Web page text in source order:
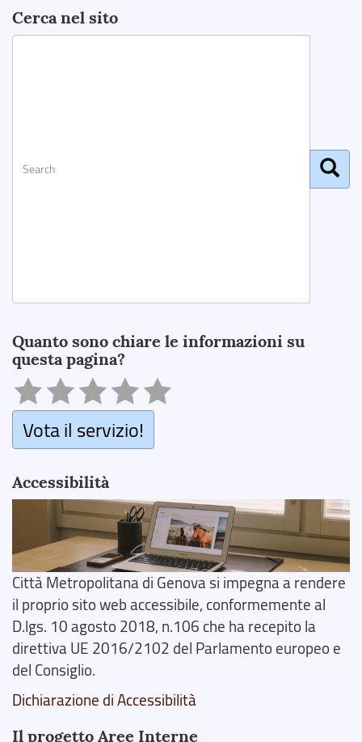
Cerca nel sito
Quanto sono chiare le informazioni su
questa pagina?
Vota il servizio!
Accessibilità
Città Metropolitana di Genova si impegna a rendere
il proprio sito web accessibile, conformemente al
D.lgs. 10 agosto 2018, n.106 che ha recepito la
direttiva UE 2016/2102 del Parlamento europeo e
del Consiglio.
Dichiarazione di Accessibilità
Il progetto Aree Interne